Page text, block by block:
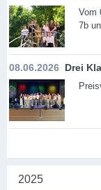
Vom
7b
08.06.2026 Drei
2025